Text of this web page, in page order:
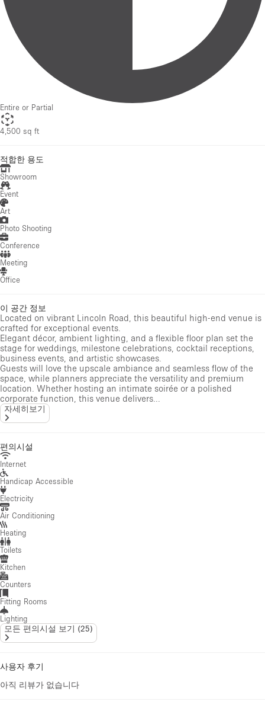
Entire or Partial
4,500 sq ft
적합한 용도
Showroom
Event
Art
Photo Shooting
Conference
Meeting
Office
이 공간 정보
Located on vibrant Lincoln Road, this beautiful high-end venue is
crafted for exceptional events.
Elegant décor, ambient lighting, and a flexible floor plan set the
stage for weddings, milestone celebrations, cocktail receptions,
business events, and artistic showcases.
Guests will love the upscale ambiance and seamless flow of the
space, while planners appreciate the versatility and premium
location. Whether hosting an intimate soirée or a polished
corporate function, this venue delivers...
자세히보기
편의시설
Internet
Handicap Accessible
Electricity
Air Conditioning
Heating
Toilets
Kitchen
Counters
Fitting Rooms
Lighting
모든 편의시설 보기 (25)
사용자 후기
아직 리뷰가 없습니다